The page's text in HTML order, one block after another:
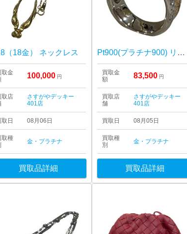
（18金） ネックレス
取金
100,000 円
取店
さすがやデッキー
401店
取日 08月06日
取種
金・プラチナ
買取品詳細
Pt900(プラチナ900) リング
買取金
額
83,500 円
買取店
舗
さすがやデッキー
401店
買取日 08月05日
買取種
別
金・プラチナ
買取品詳細